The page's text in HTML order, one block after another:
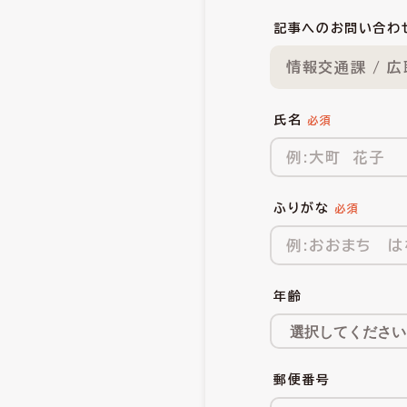
記事へのお問い合わ
情報交通課 / 広
氏名
ふりがな
年齢
郵便番号